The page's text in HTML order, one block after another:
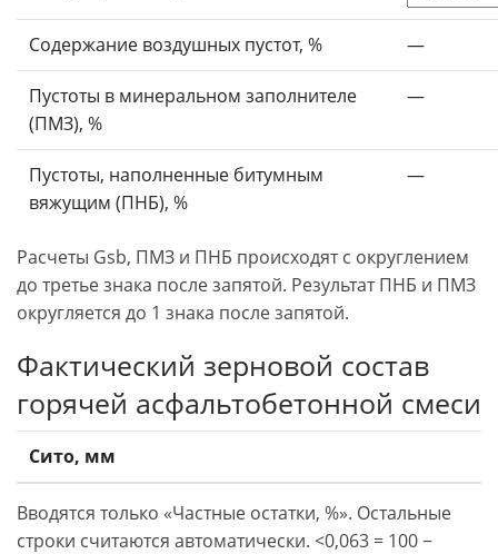
Содержание воздушных пустот, % —
Пустоты в минеральном заполнителе
(ПМЗ), %
—
Пустоты, наполненные битумным
вяжущим (ПНБ), %
—
Расчеты Gsb, ПМЗ и ПНБ происходят с округлением
до третье знака после запятой. Результат ПНБ и ПМЗ
округляется до 1 знака после запятой.
Фактический зерновой состав
горячей асфальтобетонной смеси
Сито, мм
Вводятся только «Частные остатки, %». Остальные
строки считаются автоматически. <0,063 = 100 −